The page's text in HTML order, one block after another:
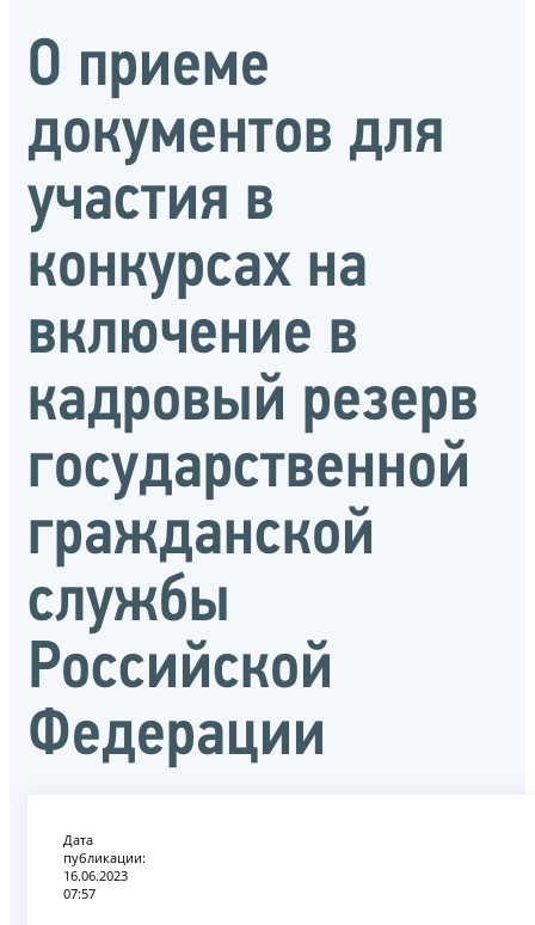
О приеме
документов для
участия в
конкурсах на
включение в
кадровый резерв
государственной
гражданской
службы
Российской
Федерации
Дата
публикации:
16.06.2023
07:57